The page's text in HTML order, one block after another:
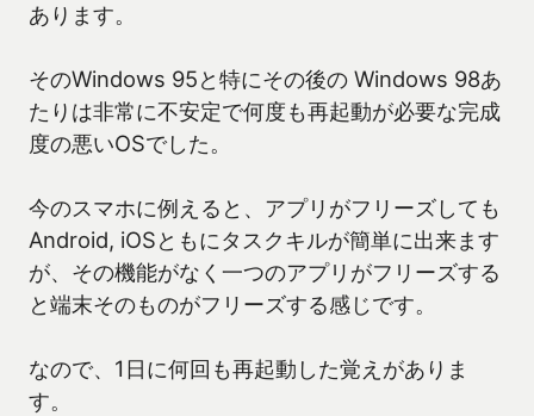
あります。
そのWindows 95と特にその後の Windows 98あ
たりは非常に不安定で何度も再起動が必要な完成
度の悪いOSでした。
今のスマホに例えると、アプリがフリーズしても
Android, iOSともにタスクキルが簡単に出来ます
が、その機能がなく一つのアプリがフリーズする
と端末そのものがフリーズする感じです。
なので、1日に何回も再起動した覚えがありま
す。